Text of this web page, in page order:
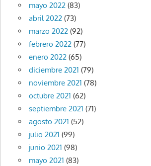
mayo 2022(83)
abril 2022(73)
marzo 2022(92)
febrero 2022(77)
enero 2022(65)
diciembre 2021 (79)
noviembre 2021 (78)
octubre 2021 (62)
septiembre 2021 (71)
agosto 2021 (52)
julio 2021 (99)
junio 2021 (98)
mayo 2021 (83)